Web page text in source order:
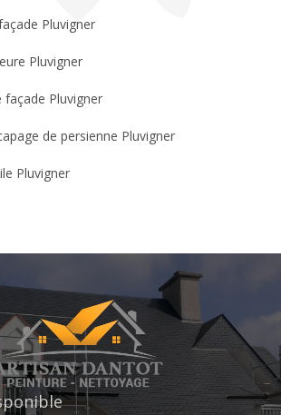
Pluvigner
Pluvigner
façade Pluvigner
de persienne Pluvigner
Pluvigner